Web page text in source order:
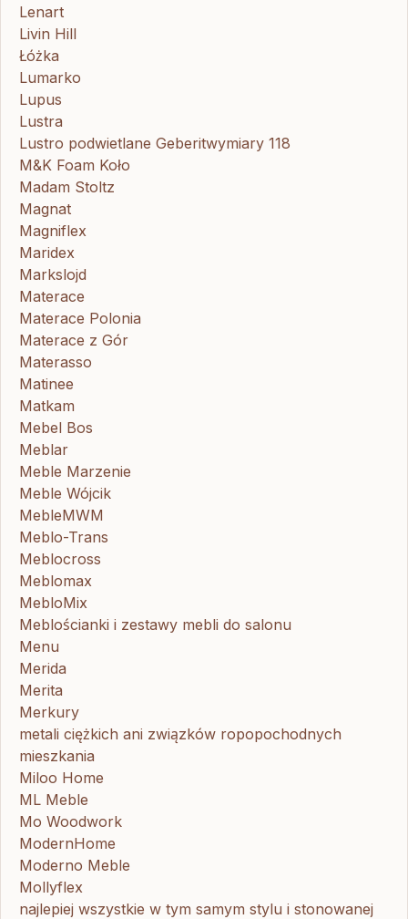
Lenart
Livin Hill
Łóżka
Lumarko
Lupus
Lustra
Lustro podwietlane Geberitwymiary 118
M&K Foam Koło
Madam Stoltz
Magnat
Magniflex
Maridex
Markslojd
Materace
Materace Polonia
Materace z Gór
Materasso
Matinee
Matkam
Mebel Bos
Meblar
Meble Marzenie
Meble Wójcik
MebleMWM
Meblo-Trans
Meblocross
Meblomax
MebloMix
Meblościanki i zestawy mebli do salonu
Menu
Merida
Merita
Merkury
metali ciężkich ani związków ropopochodnych
mieszkania
Miloo Home
ML Meble
Mo Woodwork
ModernHome
Moderno Meble
Mollyflex
najlepiej wszystkie w tym samym stylu i stonowanej